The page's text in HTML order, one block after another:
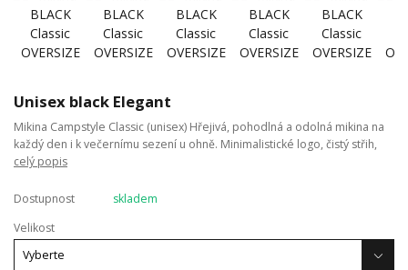
Unisex black Elegant
Mikina Campstyle Classic (unisex) Hřejivá, pohodlná a odolná mikina na
každý den i k večernímu sezení u ohně. Minimalistické logo, čistý střih,
celý popis
Dostupnost
skladem
Velikost